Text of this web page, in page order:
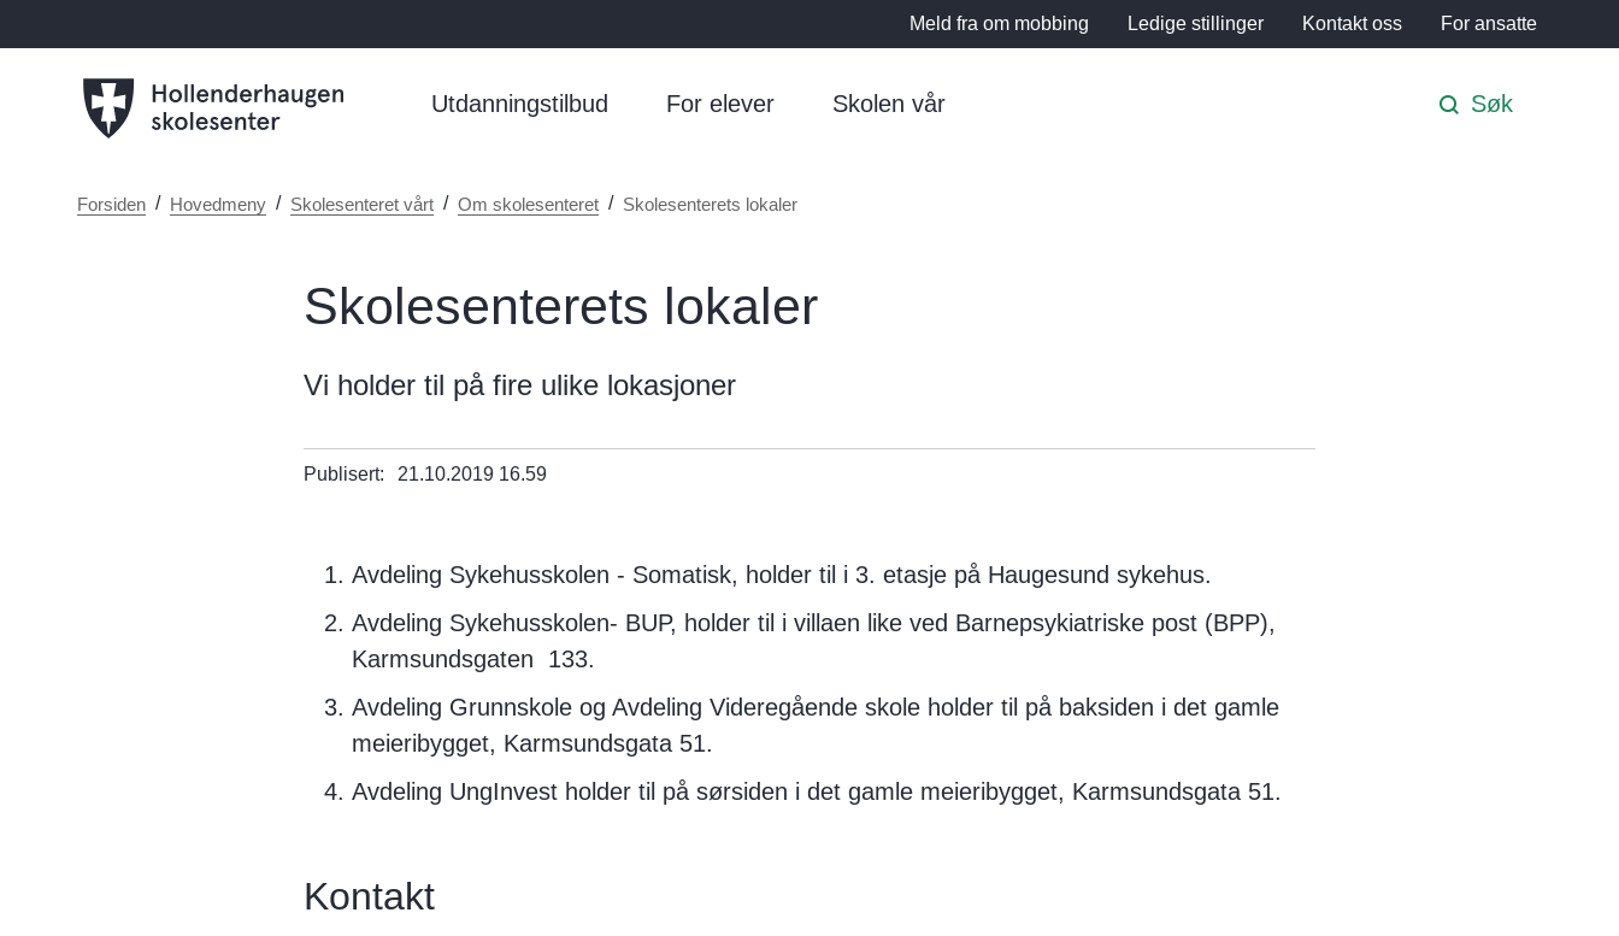
Meld fra om mobbing Ledige stillinger Kontakt oss For ansatte
Utdanningstilbud For elever Skolen vår Søk
Du
Forsiden Hovedmeny Skolesenteret vårt Om skolesenteret Skolesenterets lokaler
Skolesenterets lokaler
Vi holder til på fire ulike lokasjoner
Publisert 21.10.2019 16.59
Avdeling Sykehusskolen - Somatisk, holder til i 3. etasje på Haugesund sykehus.
Avdeling Sykehusskolen- BUP, holder til i villaen like ved Barnepsykiatriske post (BPP),
Karmsundsgaten 133.
Avdeling Grunnskole og Avdeling Videregående skole holder til på baksiden i det gamle
meieribygget, Karmsundsgata 51.
Avdeling UngInvest holder til på sørsiden i det gamle meieribygget, Karmsundsgata 51.
Kontakt